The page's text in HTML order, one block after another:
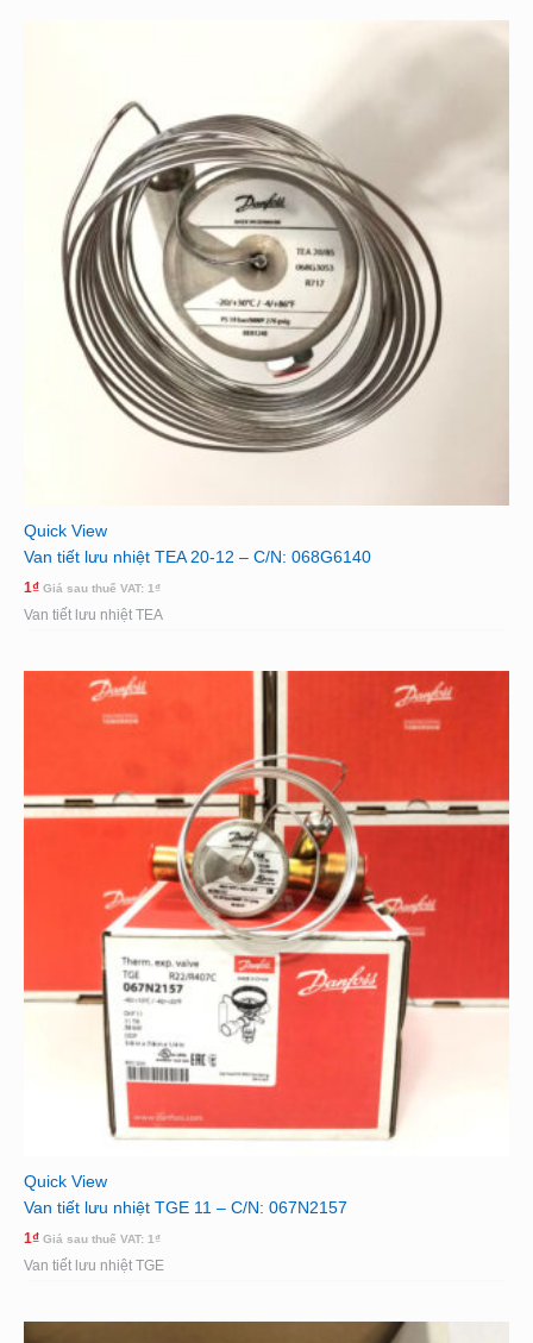
Quick View
Van tiết lưu nhiệt TEA 20-12 – C/N: 068G6140
1₫ Giá sau thuế VAT: 1₫
Van tiết lưu nhiệt TEA
Quick View
Van tiết lưu nhiệt TGE 11 – C/N: 067N2157
1₫ Giá sau thuế VAT: 1₫
Van tiết lưu nhiệt TGE